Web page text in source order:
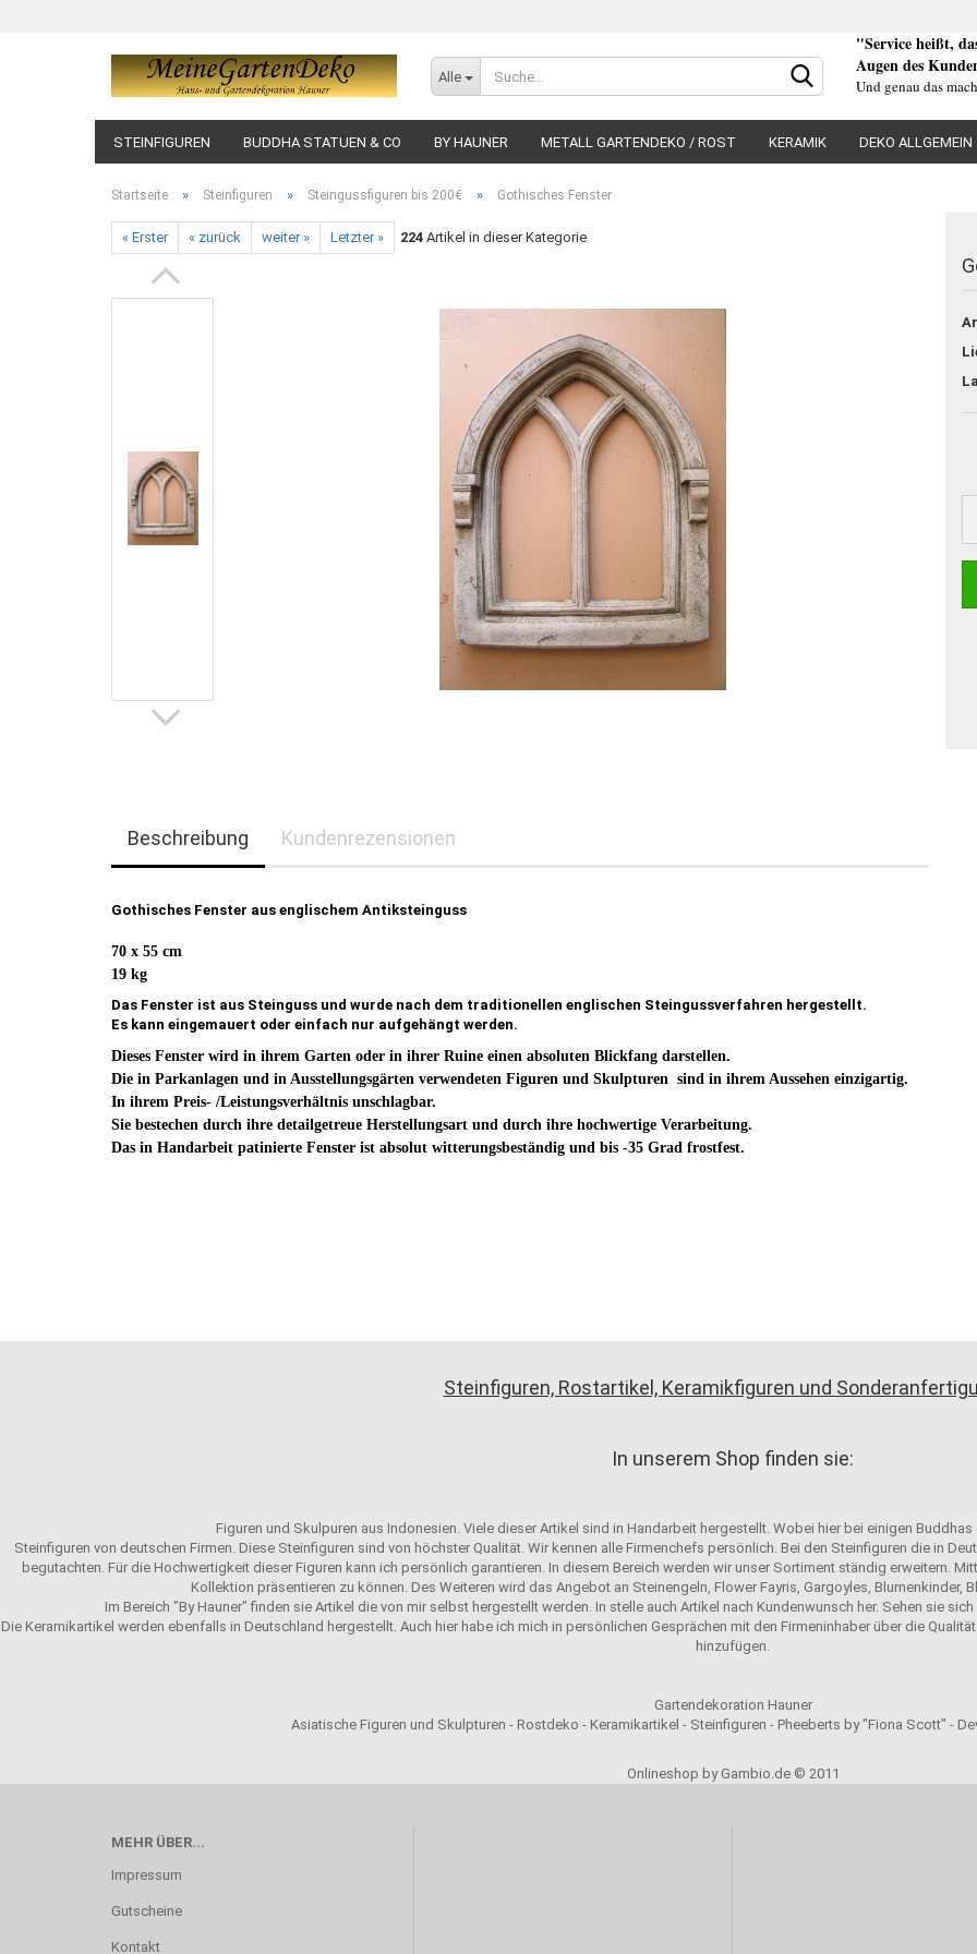
Konto
Alle
"Service heißt,
Augen des
Und genau das
STEINFIGUREN BUDDHA STATUEN & CO BY HAUNER METALL GARTENDEKO / ROST KERAMIK DEKO ALLGEMEIN
Startseite » Steinfiguren » Steingussfiguren bis 200€ » Gothisches Fenster
« Erster « zurück weiter » Letzter » 224 Artikel in dieser Kategorie
Beschreibung Kundenrezensionen
Gothisches Fenster aus englischem Antiksteinguss
70 x 55 cm
19 kg
Das Fenster ist aus Steinguss und wurde nach dem traditionellen englischen Steingussverfahren hergestellt.
Es kann eingemauert oder einfach nur aufgehängt werden.
Dieses Fenster wird in ihrem Garten oder in ihrer Ruine einen absoluten Blickfang darstellen.
Die in Parkanlagen und in Ausstellungsgärten verwendeten Figuren und Skulpturen sind in ihrem Aussehen einzigartig.
In ihrem Preis- /Leistungsverhältnis unschlagbar.
Sie bestechen durch ihre detailgetreue Herstellungsart und durch ihre hochwertige Verarbeitung.
Das in Handarbeit patinierte Fenster ist absolut witterungsbeständig und bis -35 Grad frostfest.
Steinfiguren, Rostartikel, Keramikfiguren und
In unserem Shop finden sie:
Figuren und Skulpuren aus Indonesien. Viele dieser Artikel sind in Handarbeit hergestellt. Wobei hier bei einigen
Steinfiguren von deutschen Firmen. Diese Steinfiguren sind von höchster Qualität. Wir kennen alle Firmenchefs persönlich. Bei den Steinfiguren die in
begutachten. Für die Hochwertigkeit dieser Figuren kann ich persönlich garantieren. In diesem Bereich werden wir unser Sortiment ständig erweitern.
Kollektion präsentieren zu können. Des Weiteren wird das Angebot an Steinengeln, Flower Fayris, Gargoyles, Blumenkinder,
Im Bereich "By Hauner" finden sie Artikel die von mir selbst hergestellt werden. In stelle auch Artikel nach Kundenwunsch her. Sehen sie
Die Keramikartikel werden ebenfalls in Deutschland hergestellt. Auch hier habe ich mich in persönlichen Gesprächen mit den Firmeninhaber über die
hinzufügen.
Gartendekoration Hauner
Asiatische Figuren und Skulpturen - Rostdeko - Keramikartikel - Steinfiguren - Pheeberts by "Fiona Scott" -
Onlineshop by Gambio.de © 2011
MEHR ÜBER...
Impressum
Gutscheine
Kontakt